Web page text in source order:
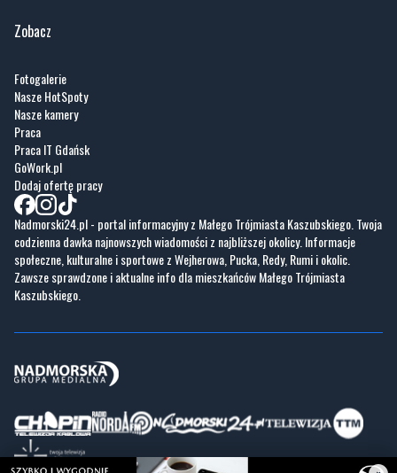
Zobacz
Fotogalerie
Nasze HotSpoty
Nasze kamery
Praca
Praca IT Gdańsk
GoWork.pl
Dodaj ofertę pracy
Nadmorski24.pl - portal informacyjny z Małego Trójmiasta Kaszubskiego. Twoja
codzienna dawka najnowszych wiadomości z najbliższej okolicy. Informacje
społeczne, kulturalne i sportowe z Wejherowa, Pucka, Redy, Rumi i okolic.
Zawsze sprawdzone i aktualne info dla mieszkańców Małego Trójmiasta
Kaszubskiego.